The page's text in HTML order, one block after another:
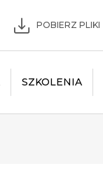
POBIERZ PLIKI
SZKOLENIA